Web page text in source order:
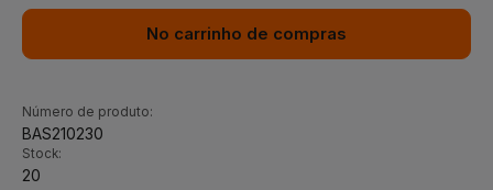
No carrinho de compras
Número de produto:
BAS210230
Stock:
20